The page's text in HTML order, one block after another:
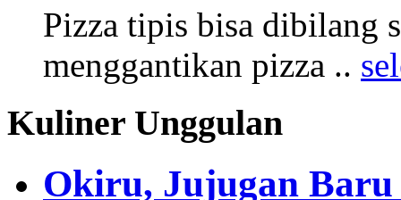
Pizza tipis bisa dibilang
menggantikan pizza ..
Kuliner Unggulan
Okiru, Jujugan Baru